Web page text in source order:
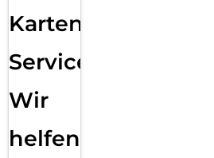
Karten
Service:
Wir
helfen